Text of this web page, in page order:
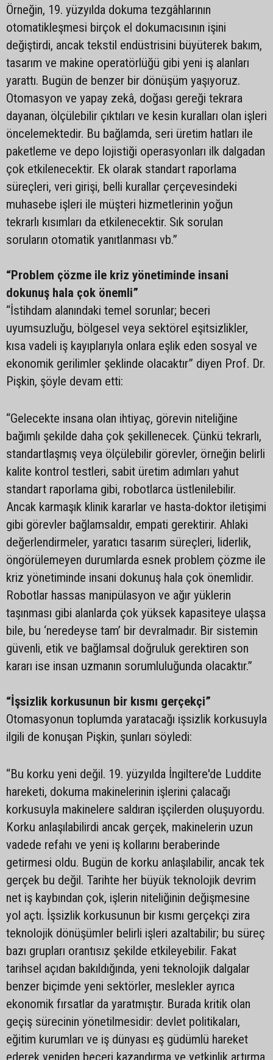
Örneğin, 19. yüzyılda dokuma tezgâhlarının
otomatikleşmesi birçok el dokumacısının işini
değiştirdi, ancak tekstil endüstrisini büyüterek bakım,
tasarım ve makine operatörlüğü gibi yeni iş alanları
yarattı. Bugün de benzer bir dönüşüm yaşıyoruz.
Otomasyon ve yapay zekâ, doğası gereği tekrara
dayanan, ölçülebilir çıktıları ve kesin kuralları olan işleri
öncelemektedir. Bu bağlamda, seri üretim hatları ile
paketleme ve depo lojistiği operasyonları ilk dalgadan
çok etkilenecektir. Ek olarak standart raporlama
süreçleri, veri girişi, belli kurallar çerçevesindeki
muhasebe işleri ile müşteri hizmetlerinin yoğun
tekrarlı kısımları da etkilenecektir. Sık sorulan
soruların otomatik yanıtlanması vb.”
“Problem çözme ile kriz yönetiminde insani
dokunuş hala çok önemli”
“İstihdam alanındaki temel sorunlar; beceri
uyumsuzluğu, bölgesel veya sektörel eşitsizlikler,
kısa vadeli iş kayıplarıyla onlara eşlik eden sosyal ve
ekonomik gerilimler şeklinde olacaktır” diyen Prof. Dr.
Pişkin, şöyle devam etti:
“Gelecekte insana olan ihtiyaç, görevin niteliğine
bağımlı şekilde daha çok şekillenecek. Çünkü tekrarlı,
standartlaşmış veya ölçülebilir görevler, örneğin belirli
kalite kontrol testleri, sabit üretim adımları yahut
standart raporlama gibi, robotlarca üstlenilebilir.
Ancak karmaşık klinik kararlar ve hasta-doktor iletişimi
gibi görevler bağlamsaldır, empati gerektirir. Ahlaki
değerlendirmeler, yaratıcı tasarım süreçleri, liderlik,
öngörülemeyen durumlarda esnek problem çözme ile
kriz yönetiminde insani dokunuş hala çok önemlidir.
Robotlar hassas manipülasyon ve ağır yüklerin
taşınması gibi alanlarda çok yüksek kapasiteye ulaşsa
bile, bu ‘neredeyse tam’ bir devralmadır. Bir sistemin
güvenli, etik ve bağlamsal doğruluk gerektiren son
kararı ise insan uzmanın sorumluluğunda olacaktır.”
“İşsizlik korkusunun bir kısmı gerçekçi”
Otomasyonun toplumda yaratacağı işsizlik korkusuyla
ilgili de konuşan Pişkin, şunları söyledi:
“Bu korku yeni değil. 19. yüzyılda İngiltere'de Luddite
hareketi, dokuma makinelerinin işlerini çalacağı
korkusuyla makinelere saldıran işçilerden oluşuyordu.
Korku anlaşılabilirdi ancak gerçek, makinelerin uzun
vadede refahı ve yeni iş kollarını beraberinde
getirmesi oldu. Bugün de korku anlaşılabilir, ancak tek
gerçek bu değil. Tarihte her büyük teknolojik devrim
net iş kaybından çok, işlerin niteliğinin değişmesine
yol açtı. İşsizlik korkusunun bir kısmı gerçekçi zira
teknolojik dönüşümler belirli işleri azaltabilir; bu süreç
bazı grupları orantısız şekilde etkileyebilir. Fakat
tarihsel açıdan bakıldığında, yeni teknolojik dalgalar
benzer biçimde yeni sektörler, meslekler ayrıca
ekonomik fırsatlar da yaratmıştır. Burada kritik olan
geçiş sürecinin yönetilmesidir: devlet politikaları,
eğitim kurumları ve iş dünyası eş güdümlü hareket
ederek yeniden beceri kazandırma ve yetkinlik artırma